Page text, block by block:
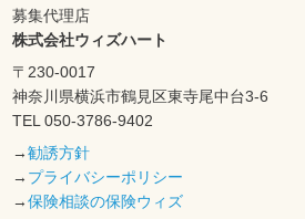
募集代理店
株式会社ウィズハート
〒230-0017
神奈川県横浜市鶴見区東寺尾中台3-6
TEL 050-3786-9402
→勧誘方針
→ プライバシーポリシー
→保険相談の保険ウィズ